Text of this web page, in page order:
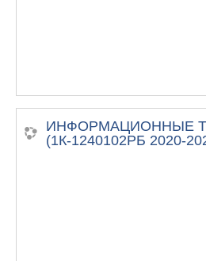
ИНФОРМАЦИОННЫЕ
(1К-1240102РБ 2020-